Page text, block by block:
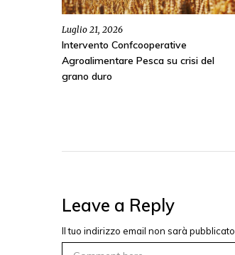
Luglio 21, 2026
Intervento Confcooperative
Agroalimentare Pesca su crisi del
grano duro
Leave a Reply
Il tuo indirizzo email non sarà pubblicato.